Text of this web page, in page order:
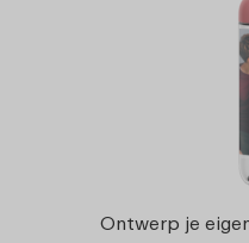
Ontwerp je